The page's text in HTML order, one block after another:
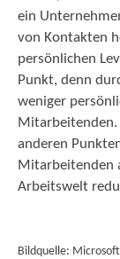
ein
von Kontakten
persönlichen
Punkt, denn
weniger
anderen
Mitarbeitenden
Arbeitswelt
Bildquelle: Microsoft